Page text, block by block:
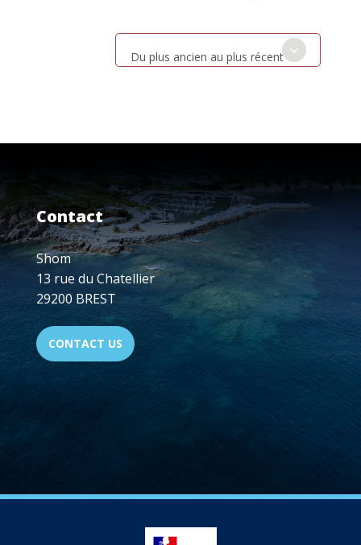
Du plus ancien au plus récent
Contact
Shom
13 rue du Chatellier
29200 BREST
CONTACT US